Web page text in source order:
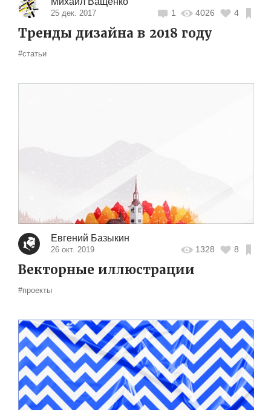
25 дек. 2017 1 4026 4
Тренды дизайна в 2018 году
#статьи
Евгений Базыкин
26 окт. 2019 1328 8
Векторные иллюстрации
#проекты